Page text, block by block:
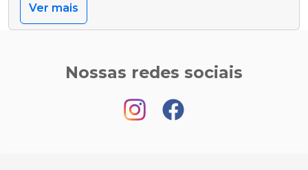
Ver mais
Nossas redes sociais